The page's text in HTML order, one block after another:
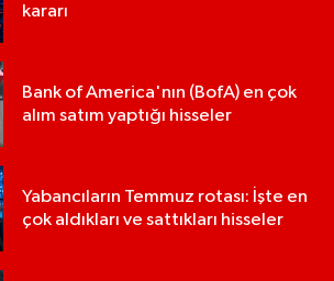
kararı
Bank of America'nın (BofA) en çok
alım satım yaptığı hisseler
Yabancıların Temmuz rotası: İşte en
çok aldıkları ve sattıkları hisseler